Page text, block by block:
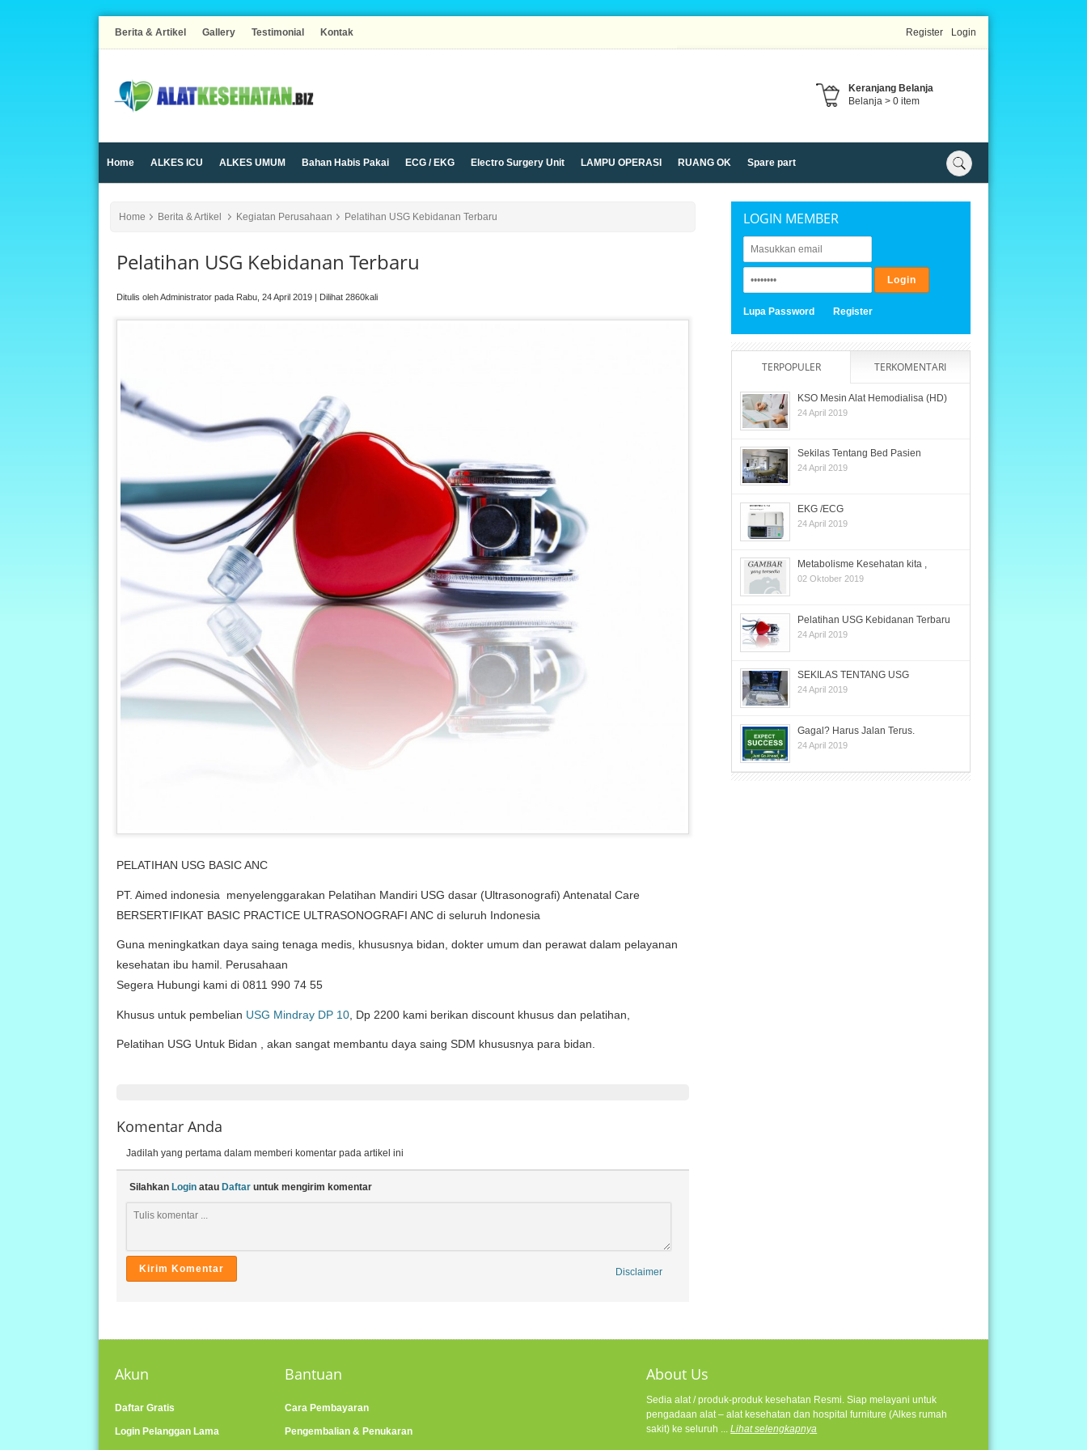
Berita & Artikel Gallery Testimonial Kontak Login
Register
Keranjang Belanja
Belanja > 0 item
Home ALKES ICU ALKES UMUM Bahan Habis Pakai ECG / EKG Electro Surgery Unit LAMPU OPERASI RUANG OK Spare part
Home
Berita & Artikel Kegiatan Perusahaan Pelatihan USG Kebidanan Terbaru
Pelatihan USG Kebidanan Terbaru
Ditulis oleh Administrator pada Rabu, 24 April 2019 | Dilihat 2860kali
PELATIHAN USG BASIC ANC
PT. Aimed indonesia menyelenggarakan Pelatihan Mandiri USG dasar (Ultrasonografi) Antenatal Care
BERSERTIFIKAT BASIC PRACTICE ULTRASONOGRAFI ANC di seluruh Indonesia
Guna meningkatkan daya saing tenaga medis, khususnya bidan, dokter umum dan perawat dalam pelayanan
kesehatan ibu hamil. Perusahaan
Segera Hubungi kami di 0811 990 74 55
Khusus untuk pembelian USG Mindray DP 10 , Dp 2200 kami berikan discount khusus dan pelatihan,
Pelatihan USG Untuk Bidan , akan sangat membantu daya saing SDM khususnya para bidan.
Komentar Anda
Jadilah yang pertama dalam memberi komentar pada artikel ini
Silahkan Loginatau Daftaruntuk mengirim komentar
Disclaimer
LOGIN MEMBER
Lupa Password Register
TERPOPULER TERKOMENTARI
KSO Mesin Alat Hemodialisa (HD)
24 April 2019
Sekilas Tentang Bed Pasien
24 April 2019
EKG /ECG
24 April 2019
Metabolisme Kesehatan kita ,
02 Oktober 2019
Pelatihan USG Kebidanan Terbaru
24 April 2019
SEKILAS TENTANG USG
24 April 2019
Gagal? Harus Jalan Terus.
24 April 2019
About Us
Sedia alat / produk-produk kesehatan Resmi. Siap melayani untuk
pengadaan alat – alat kesehatan dan hospital furniture (Alkes rumah
sakit) ke seluruh ...Lihat selengkapnya
Akun
Daftar Gratis
Login Pelanggan Lama
Bantuan
Cara Pembayaran
Pengembalian & Penukaran